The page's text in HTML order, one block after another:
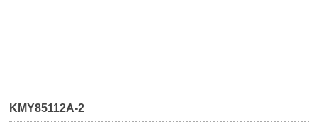
KMY85112A-2